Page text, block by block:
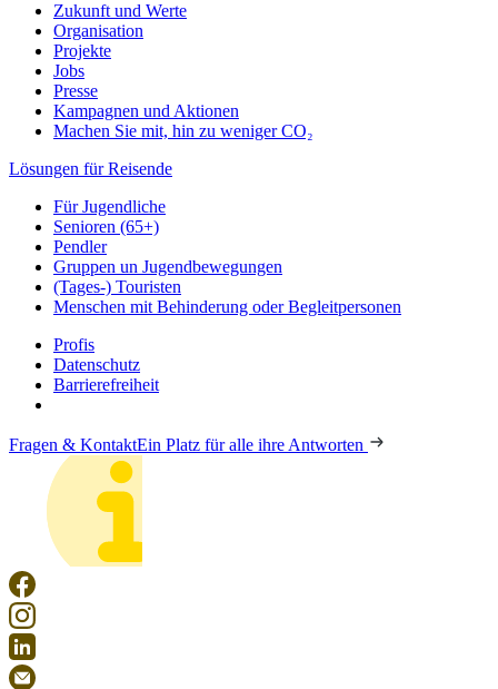
Zukunft und Werte
Organisation
Projekte
Jobs
Presse
Kampagnen und Aktionen
Machen Sie mit, hin zu weniger CO₂
Lösungen für Reisende
Für Jugendliche
Senioren (65+)
Pendler
Gruppen un Jugendbewegungen
(Tages-) Touristen
Menschen mit Behinderung oder Begleitpersonen
Profis
Datenschutz
Barrierefreiheit
Fragen & KontaktEin Platz für alle ihre Antworten